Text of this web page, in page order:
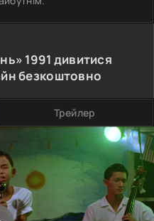
1991 дивитися
безкоштовно
Трейлер